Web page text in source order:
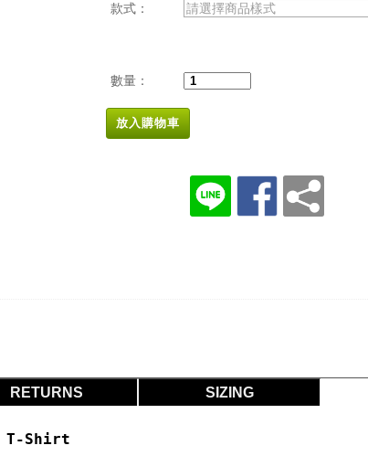
款式： 請選擇商品樣式
數量：
放入購物車